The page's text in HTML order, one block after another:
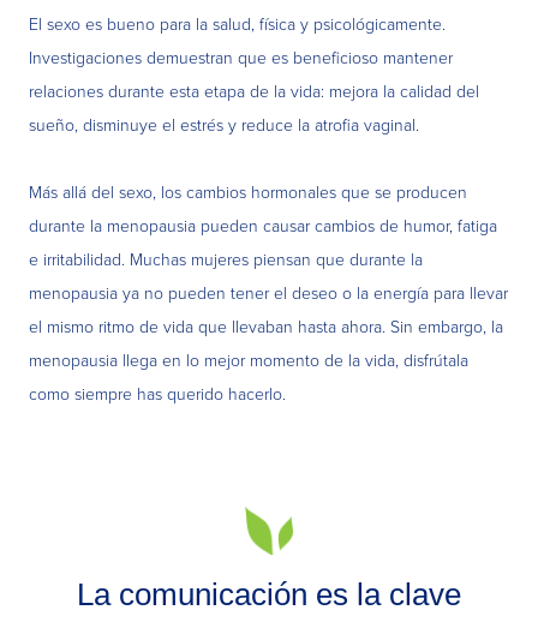
El sexo es bueno para la salud, física y psicológicamente.
Investigaciones demuestran que es beneficioso mantener
relaciones durante esta etapa de la vida: mejora la calidad del
sueño, disminuye el estrés y reduce la atrofia vaginal.
Más allá del sexo, los cambios hormonales que se producen
durante la menopausia pueden causar cambios de humor, fatiga
e irritabilidad. Muchas mujeres piensan que durante la
menopausia ya no pueden tener el deseo o la energía para llevar
el mismo ritmo de vida que llevaban hasta ahora. Sin embargo, la
menopausia llega en lo mejor momento de la vida, disfrútala
como siempre has querido hacerlo.
La comunicación es la clave